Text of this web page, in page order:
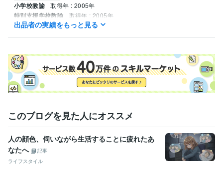
小学校教諭 取得年 : 2005年
特別支援学校教諭 取得年 : 2005年
幼稚園教諭 取得年 : 2005年
司書教諭
出品者の実績をもっと見る
このブログを見た人にオススメ
人の顔色、伺いながら生活することに疲れたあ
なたへ
記事
ライフスタイル